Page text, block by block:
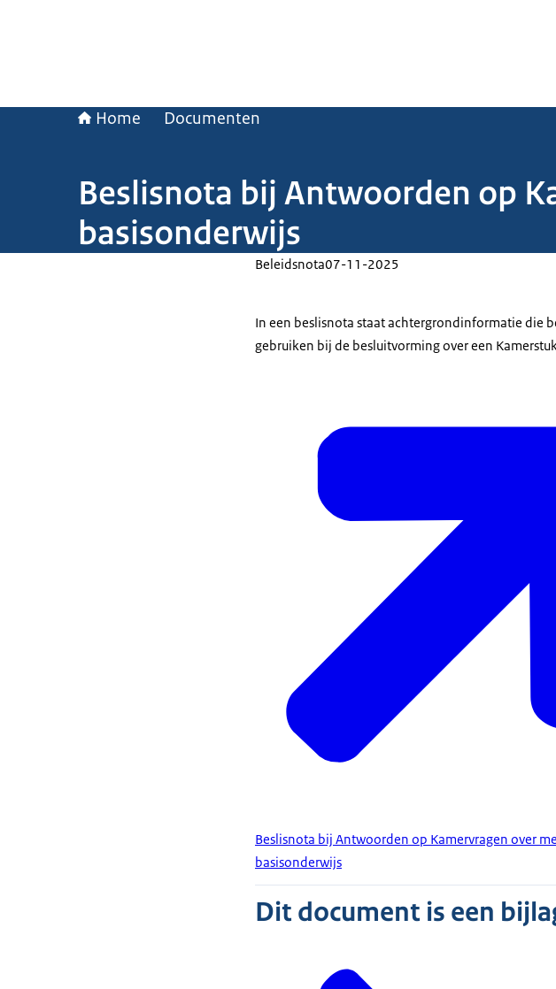
Home Documenten
Beslisnota bij Antwoorden op
basisonderwijs
Beleidsnota07-11-2025
In een beslisnota staat achtergrondinformatie die
gebruiken bij de besluitvorming over een
Beslisnota bij Antwoorden op Kamervragen over
basisonderwijs
Dit document is een